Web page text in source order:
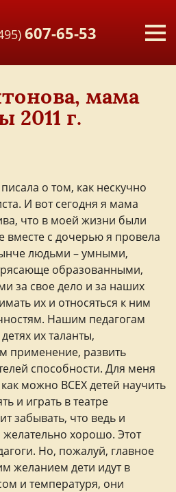
607-65-53
мама
2011 г.
о том, как нескучно
И вот сегодня я мама
что в моей жизни были
вместе с дочерью я провела
людьми – умными,
образованными,
за свое дело и за наших
их и относяться к ним
Нашим педагогам
их таланты,
применение, развить
способности. Для меня
можно ВСЕХ детей научить
и играть в театре
забывать, что ведь и
хорошо. Этот
Но, пожалуй, главное
желанием дети идут в
и температуря, они